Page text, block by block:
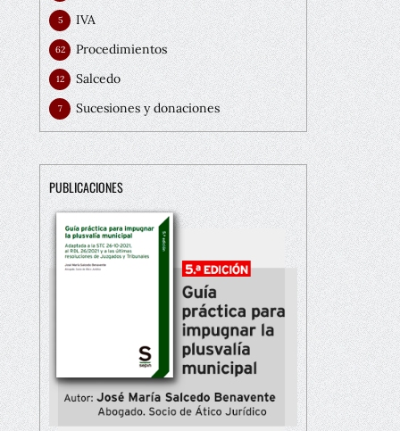
IVA
5
Procedimientos
62
Salcedo
12
Sucesiones y donaciones
7
PUBLICACIONES